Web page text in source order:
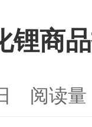
锂商
日 阅读